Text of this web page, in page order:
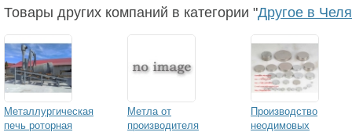
Товары других компаний в категории "Другое в
Металлургическая
печь роторная
Метла от
производителя
Производство
неодимовых